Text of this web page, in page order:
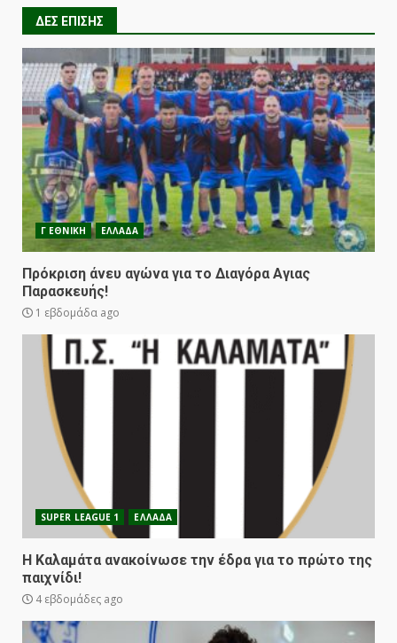
ΔΕΣ ΕΠΙΣΗΣ
Γ ΕΘΝΙΚΗ ΕΛΛΑΔΑ
Πρόκριση άνευ αγώνα για το Διαγόρα Αγιας
Παρασκευής!
1 εβδομάδα ago
SUPER LEAGUE 1 ΕΛΛΑΔΑ
Η Καλαμάτα ανακοίνωσε την έδρα για το πρώτο της
παιχνίδι!
4 εβδομάδες ago